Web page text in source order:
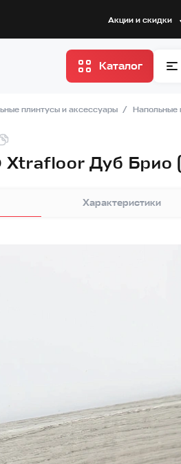
Акции и скидки
Каталог
плинтусы и аксессуары Напольные
Дуб Брио
Характеристики